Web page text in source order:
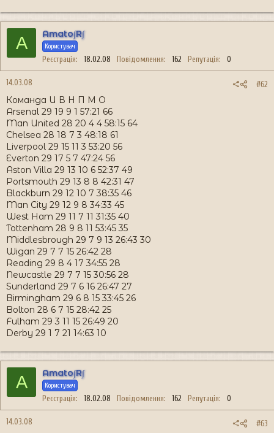
A Amato∫R∫
Користувач
Реєстрація 18.02.08 Повідомлення 162 Репутація 0
14.03.08 #62
Команда И В Н П М О
Arsenal 29 19 9 1 57:21 66
Man United 28 20 4 4 58:15 64
Chelsea 28 18 7 3 48:18 61
Liverpool 29 15 11 3 53:20 56
Everton 29 17 5 7 47:24 56
Aston Villa 29 13 10 6 52:37 49
Portsmouth 29 13 8 8 42:31 47
Blackburn 29 12 10 7 38:35 46
Man City 29 12 9 8 34:33 45
West Ham 29 11 7 11 31:35 40
Tottenham 28 9 8 11 53:45 35
Middlesbrough 29 7 9 13 26:43 30
Wigan 29 7 7 15 26:42 28
Reading 29 8 4 17 34:55 28
Newcastle 29 7 7 15 30:56 28
Sunderland 29 7 6 16 26:47 27
Birmingham 29 6 8 15 33:45 26
Bolton 28 6 7 15 28:42 25
Fulham 29 3 11 15 26:49 20
Derby 29 1 7 21 14:63 10
A Amato∫R∫
Користувач
Реєстрація 18.02.08 Повідомлення 162 Репутація 0
14.03.08 #63